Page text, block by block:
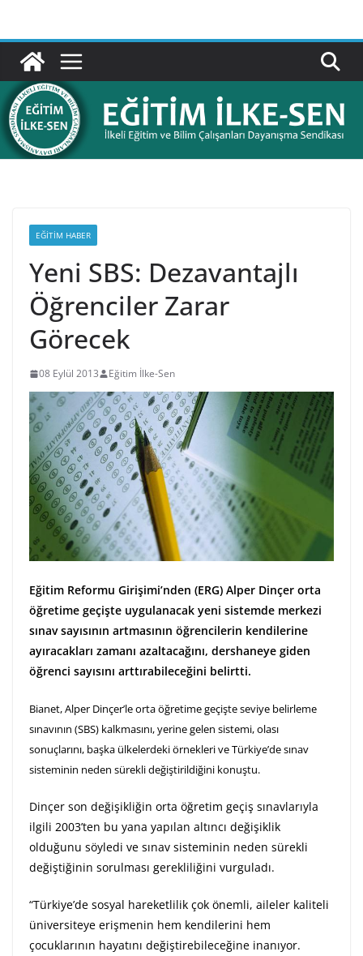
content
EĞITIM HABER
Yeni SBS: Dezavantajlı
Öğrenciler Zarar
Görecek
08 Eylül 2013 Eğitim İlke-Sen
Eğitim Reformu Girişimi’nden (ERG) Alper Dinçer orta
öğretime geçişte uygulanacak yeni sistemde merkezi
sınav sayısının artmasının öğrencilerin kendilerine
ayıracakları zamanı azaltacağını, dershaneye giden
öğrenci sayısını arttırabileceğini belirtti.
Bianet, Alper Dinçer’le orta öğretime geçişte seviye belirleme
sınavının (SBS) kalkmasını, yerine gelen sistemi, olası
sonuçlarını, başka ülkelerdeki örnekleri ve Türkiye’de sınav
sisteminin neden sürekli değiştirildiğini konuştu.
Dinçer son değişikliğin orta öğretim geçiş sınavlarıyla
ilgili 2003’ten bu yana yapılan altıncı değişiklik
olduğunu söyledi ve sınav sisteminin neden sürekli
değiştiğinin sorulması gerekliliğini vurguladı.
“Türkiye’de sosyal hareketlilik çok önemli, aileler kaliteli
üniversiteye erişmenin hem kendilerini hem
çocuklarının hayatını değiştirebileceğine inanıyor.